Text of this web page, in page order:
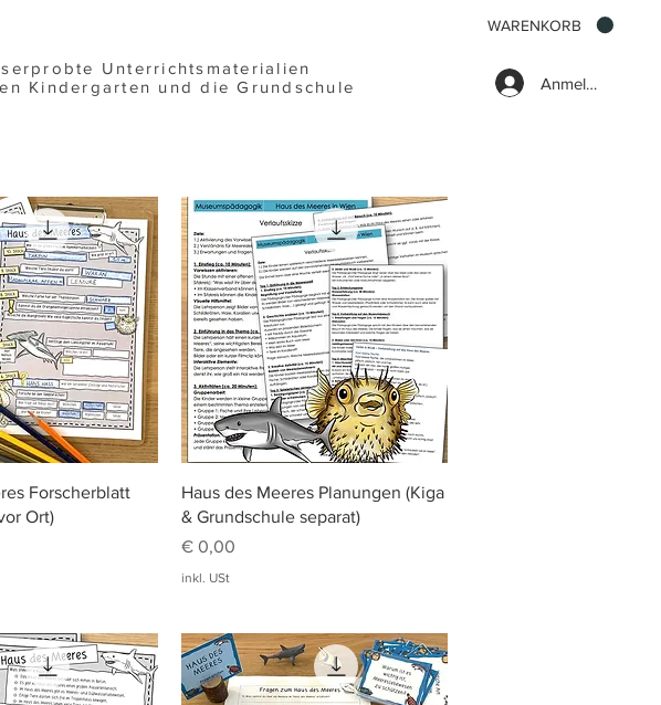
Anmelden
WARENKORB
Unterrichtsmaterialien
Kindergarten und die Grundschule
Forscherblatt
Ort)
Schnellansicht
Haus des Meeres Planungen (Kiga
& Grundschule separat)
Preis
€ 0,00
inkl. USt